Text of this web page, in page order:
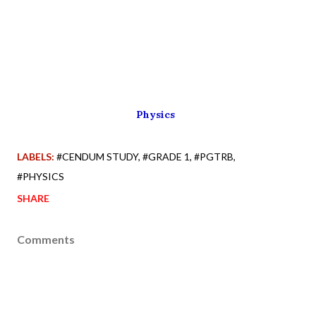
Physics
LABELS: #CENDUM STUDY #GRADE 1 #PGTRB
#PHYSICS
SHARE
Comments